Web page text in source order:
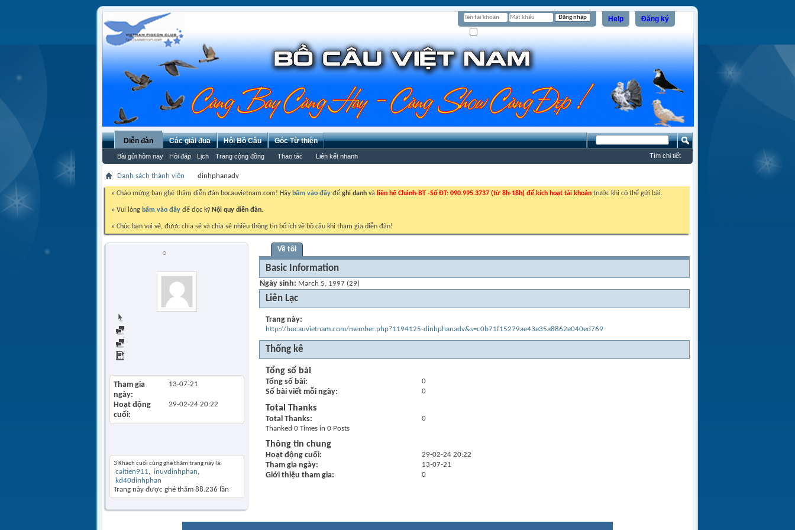
Đăng ký
Help
Diễn đàn
Bài gửi hôm nay Hỏi đáp Lịch Trang cộng đồng Thao tác Liên kết nhanh
Các giải đua Hội Bồ Câu Góc Từ thiện
Tìm chi tiết
Danh sách thành viên dinhphanadv
» Chào mừng bạn ghé thăm diễn đàn bocauvietnam.com! Hãy bấm vào đây để ghi danh và liên hệ Chánh-BT -Số ĐT: 090.995.3737 (từ 8h-18h) để kích hoạt tài khoản trước khi có thể gửi bài.
» Vui lòng bấm vào đây để đọc kỹ Nội quy diễn đàn.
» Chúc bạn vui vẻ, được chia sẻ và chia sẻ nhiều thông tin bổ ích về bồ câu khi tham gia diễn đàn!
Tham gia
ngày
13-07-21
Hoạt động
cuối
29-02-24 20:22
3 Khách cuối cùng ghé thăm trang này là:
caitien911
inuvdinhphan
kd40dinhphan
Trang này được ghé thăm 88.236 lần
Về tôi
Basic Information
Ngày sinh March 5, 1997 (29)
Liên Lạc
Trang này
http://bocauvietnam.com/member.php?1194125-dinhphanadv&s=c0b71f15279ae43e35a8862e040ed769
Thống kê
Tổng số bài
Tổng số bài 0
Số bài viết mỗi ngày 0
Total Thanks
Total Thanks
0
Thanked 0 Times in 0 Posts
Thông tin chung
Hoạt động cuối 29-02-2420:22
Tham gia ngày 13-07-21
Giới thiệu tham gia 0